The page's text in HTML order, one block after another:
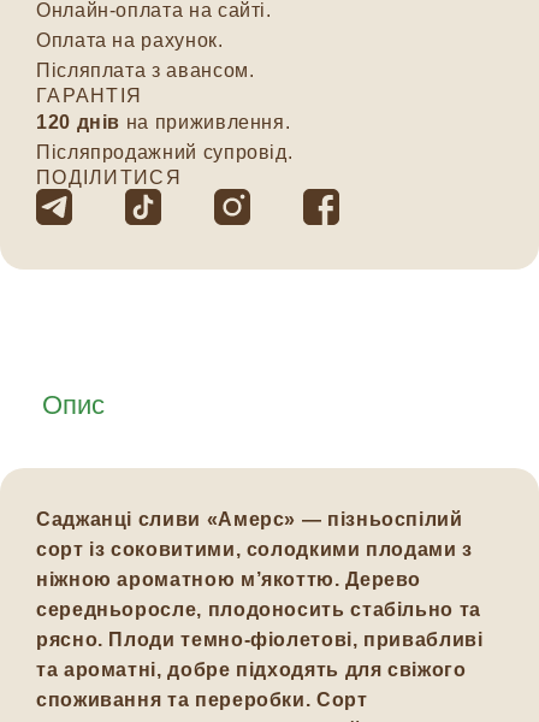
Онлайн-оплата на сайті.
Оплата на рахунок.
Післяплата з авансом.
ГАРАНТІЯ
120 днів на приживлення.
Післяпродажний супровід.
ПОДІЛИТИСЯ
Опис
Саджанці сливи «Амерс» — пізньоспілий
сорт із соковитими, солодкими плодами з
ніжною ароматною м’якоттю. Дерево
середньоросле, плодоносить стабільно та
рясно. Плоди темно-фіолетові, привабливі
та ароматні, добре підходять для свіжого
споживання та переробки. Сорт